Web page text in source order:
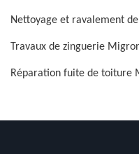
Nettoyage et ravalement
Travaux de zinguerie
Réparation fuite de toiture